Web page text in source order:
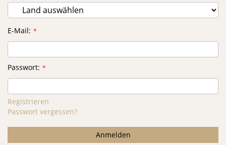
E-Mail
Passwort
Registrieren
Passwort vergessen?
Anmelden